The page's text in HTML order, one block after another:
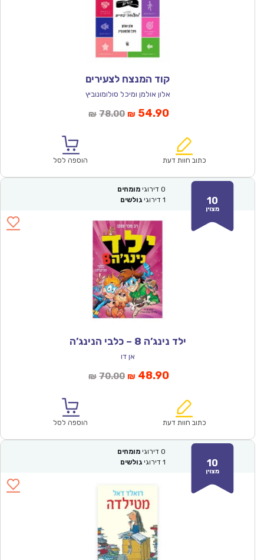
קוד המנצח לצעירים
אלון אולמן ומיכל סולומונוביץ
₪ 78.00המחיר
₪78.00.
₪ 54.90המחיר
הוא:
כתוב חוות דעת הוספה לסל
10
מצוין
0 דירוגי מומחים
1 דירוגי גולשים
ילד נינג’ה 8 – כלבי הנינג’ה
אן דו
₪ 70.00המחיר
₪70.00.
₪ 48.90המחיר
הוא:
כתוב חוות דעת הוספה לסל
10
מצוין
0 דירוגי מומחים
1 דירוגי גולשים